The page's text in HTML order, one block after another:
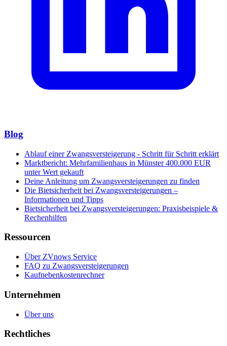
Blog
Ablauf einer Zwangsversteigerung - Schritt für Schritt erklärt
Marktbericht: Mehrfamilienhaus in Münster 400.000 EUR
unter Wert gekauft
Deine Anleitung um Zwangsversteigerungen zu finden
Die Bietsicherheit bei Zwangsversteigerungen –
Informationen und Tipps
Bietsicherheit bei Zwangsversteigerungen: Praxisbeispiele &
Rechenhilfen
Ressourcen
Über ZVnows Service
FAQ zu Zwangsversteigerungen
Kaufnebenkostenrechner
Unternehmen
Über uns
Rechtliches